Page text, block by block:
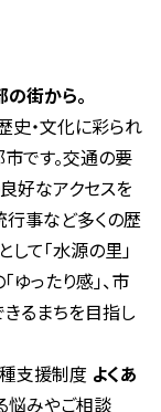
街から。
史・文化に彩られ
です。交通の要
好なアクセスを
行事など多くの歴
て「水源の里」
ったり感」、市
きるまちを目指し
支援制度 よくあ
悩みやご相談